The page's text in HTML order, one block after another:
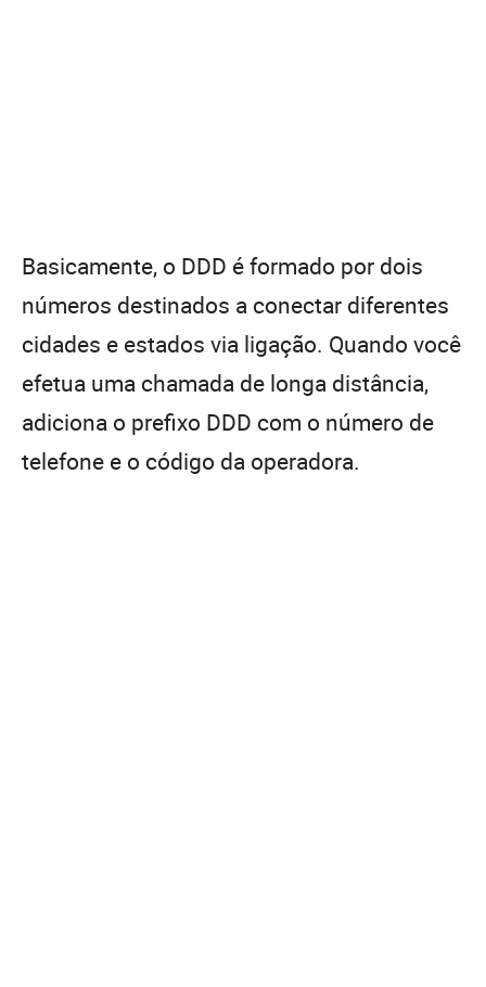
Basicamente, o DDD é formado por dois
números destinados a conectar diferentes
cidades e estados via ligação. Quando você
efetua uma chamada de longa distância,
adiciona o prefixo DDD com o número de
telefone e o código da operadora.